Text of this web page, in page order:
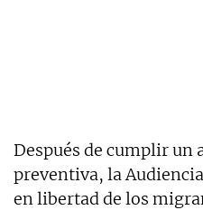
Después de cumplir un
preventiva, la
en libertad de los